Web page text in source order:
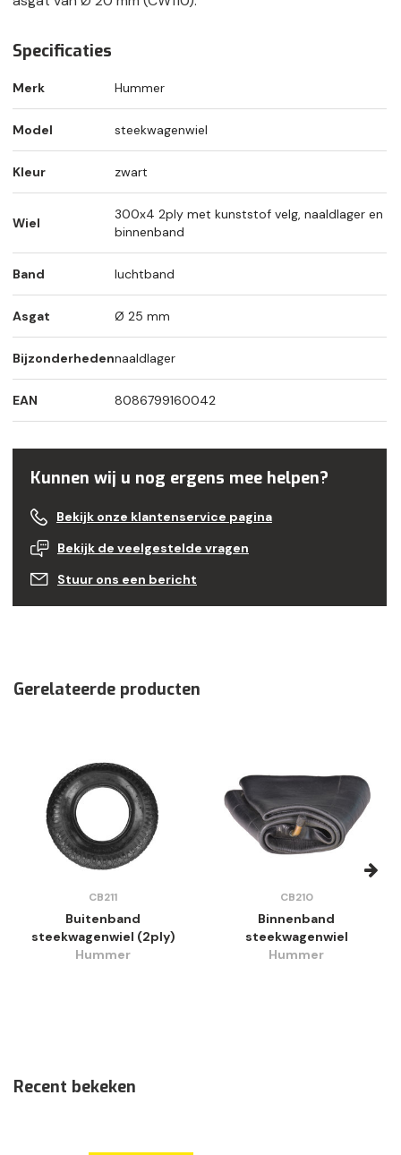
Specificaties
Merk Hummer
Model steekwagenwiel
Kleur zwart
Wiel
300x4 2ply met kunststof velg, naaldlager en
binnenband
Band luchtband
Asgat Ø 25 mm
Bijzonderhedennaaldlager
EAN 8086799160042
Kunnen wij u nog ergens mee helpen?
Bekijk onze klantenservice pagina
Bekijk de veelgestelde vragen
Stuur ons een bericht
Gerelateerde producten
CB211
Buitenband
steekwagenwiel (2ply)
Hummer
CB210
Binnenband
steekwagenwiel
Hummer
Recent bekeken